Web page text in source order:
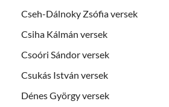
Cseh-Dálnoky Zsófia versek
Csiha Kálmán versek
Csoóri Sándor versek
Csukás István versek
Dénes György versek